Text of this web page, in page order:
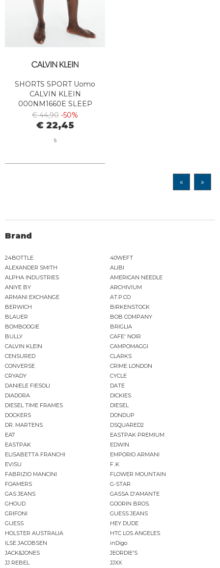
SHORTS SPORT Uomo
CALVIN KLEIN
000NM1660E SLEEP
SHORT UZZ ANIMAL
BAYOU BLUE
€ 44,90 -50%
€ 22,45
S
« »
Brand
24BOTTLE
40WEFT
ALEXANDER SMITH
ALIBI
ALPHA INDUSTRIES
AMERICAN NEEDLE
ANIYE BY
ARCHIVIUM
ARMANI EXCHANGE
AT.P.CO
BERWICH
BIRKENSTOCK
BLAUER
BOB COMPANY
BOMBOOGIE
BRIGLIA
BULLY
CAFE' NOIR
CALVIN KLEIN
CAMPOMAGGI
CENSURED
CLARKS
CONVERSE
CRIME LONDON
CRYADY
CYCLE
DANIELE FIESOLI
DATE
DIADORA
DICKIES
DIESEL TIME FRAMES
DIESEL
DOCKERS
DONDUP
DR. MARTENS
DSQUARED2
EA7
EASTPAK PREMIUM
EASTPAK
EDWIN
ELISABETTA FRANCHI
EMPORIO ARMANI
EVISU
F..K
FABRIZIO MANCINI
FLOWER MOUNTAIN
FOAMERS
G-STAR
GAS JEANS
GASSA D'AMANTE
GHOUD
GOORIN BROS.
GRIFONI
GUESS JEANS
GUESS
HEY DUDE
HOLSTER AUSTRALIA
HTC LOS ANGELES
ILSE JACOBSEN
inDigo
JACK&JONES
JEORDIE'S
JJ REBEL
JJXX